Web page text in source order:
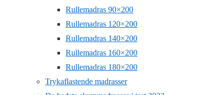
Rullemadras 90×200
Rullemadras 120×200
Rullemadras 140×200
Rullemadras 160×200
Rullemadras 180×200
Trykaflastende madrasser